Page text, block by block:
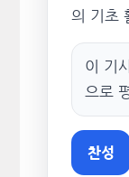
의 기초
이 기
으로
찬성